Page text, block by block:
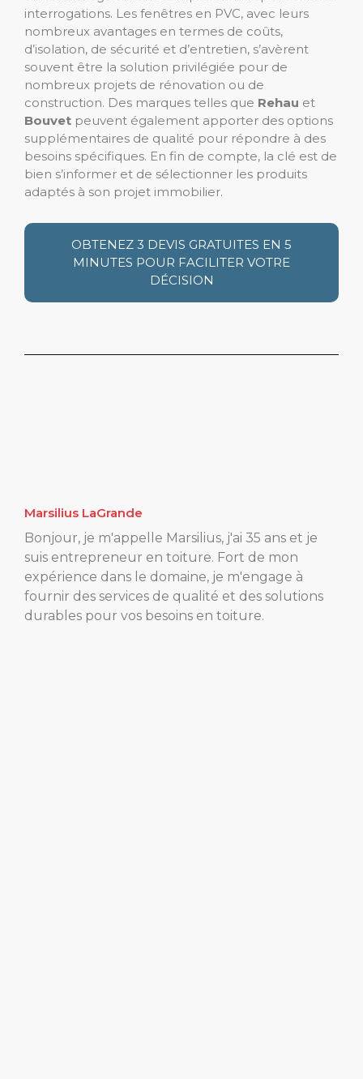
interrogations. Les fenêtres en PVC, avec leurs
nombreux avantages en termes de coûts,
d’isolation, de sécurité et d’entretien, s’avèrent
souvent être la solution privilégiée pour de
nombreux projets de rénovation ou de
construction. Des marques telles que Rehau et
Bouvet peuvent également apporter des options
supplémentaires de qualité pour répondre à des
besoins spécifiques. En fin de compte, la clé est de
bien s’informer et de sélectionner les produits
adaptés à son projet immobilier.
OBTENEZ 3 DEVIS GRATUITES EN 5
MINUTES POUR FACILITER VOTRE
DÉCISION
Marsilius LaGrande
Bonjour, je m'appelle Marsilius, j'ai 35 ans et je
suis entrepreneur en toiture. Fort de mon
expérience dans le domaine, je m'engage à
fournir des services de qualité et des solutions
durables pour vos besoins en toiture.